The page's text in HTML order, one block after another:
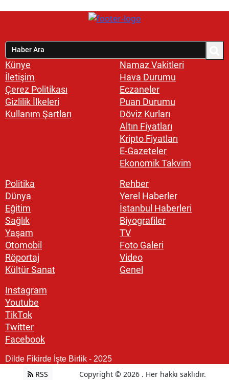
Künye
İletişim
Çerez Politikası
Gizlilik İlkeleri
Kullanım Şartları
Namaz Vakitleri
Hava Durumu
Eczaneler
Puan Durumu
Döviz Kurları
Altın Fiyatları
Kripto Fiyatları
E-Gazeteler
Ekonomik Takvim
Politika
Dünya
Eğitim
Sağlık
Yaşam
Otomobil
Röportaj
Kültür Sanat
Rehber
Yerel Haberler
İstanbul Haberleri
Biyografiler
TV
Foto Galeri
Video
Genel
Instagram
Youtube
TikTok
Twitter
Facebook
Dilde Fikirde İşte Birlik - 2025
RSS Copyright © 2026 . Her hakkı saklıdır.